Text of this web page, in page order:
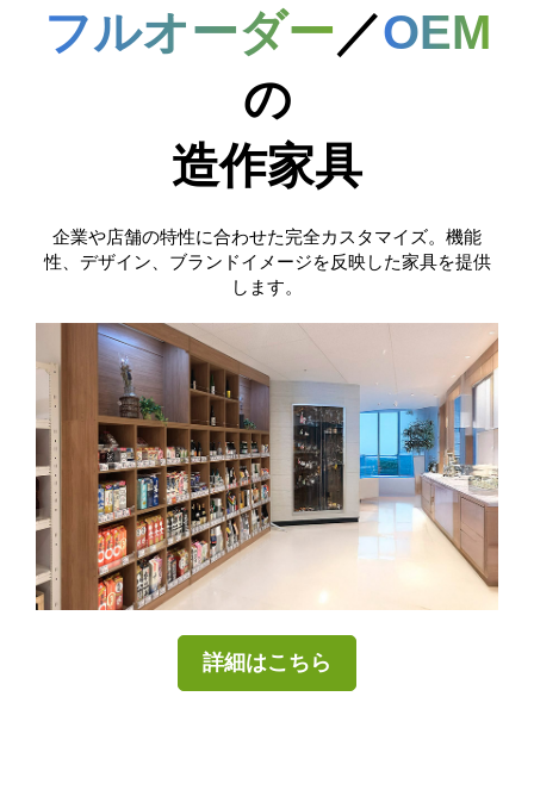
フルオーダー／OEM
の
造作家具
企業や店舗の特性に合わせた完全カスタマイズ。機能
性、デザイン、ブランドイメージを反映した家具を提供
します。
詳細はこちら